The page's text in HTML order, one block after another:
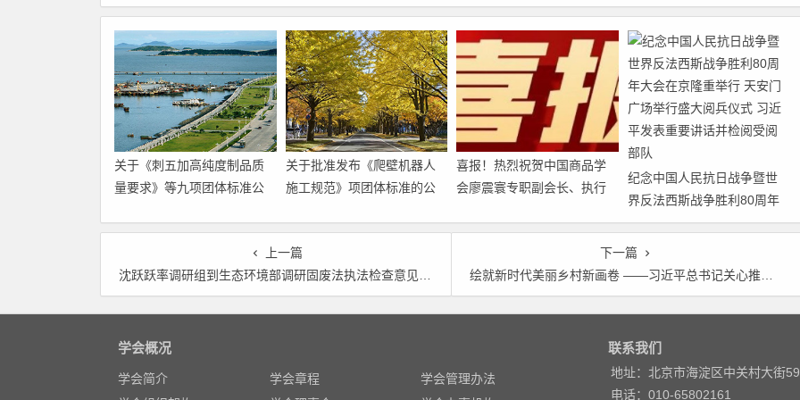
关于《刺五加高纯度制品质
量要求》等九项团体标准公
关于批准发布《爬壁机器人
施工规范》项团体标准的公
喜报！热烈祝贺中国商品学
会廖震寰专职副会长、执行
纪念中国人民抗日战争暨世
界反法西斯战争胜利80周年
大会在京隆重举行 天安门广
场举行盛大阅兵仪式 习近平
发表重要讲话并检阅受阅部
上一篇
沈跃跃率调研组到生态环境部调研固废法执法检查意见落实情况
下一篇
绘就新时代美丽乡村新画卷 ——习近平总书记关心推动浙江“千村示范、万村整治”工程纪实
学会概况
学会简介 学会章程
学会管理办法
联系我们
地址：北京市海淀区中关村大街
电话：010-65802161